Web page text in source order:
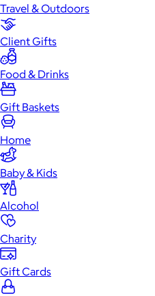
Travel & Outdoors
Client Gifts
Food & Drinks
Gift Baskets
Home
Baby & Kids
Alcohol
Charity
Gift Cards